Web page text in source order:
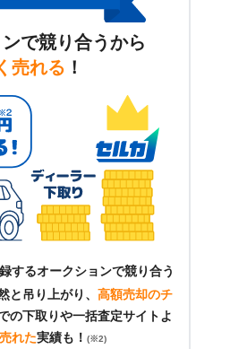
で競り合うから
売れる ！
するオークションで競り合う
と吊り上がり、 高額売却のチ
の下取りや一括査定サイトよ
れた実績も！ (※2)